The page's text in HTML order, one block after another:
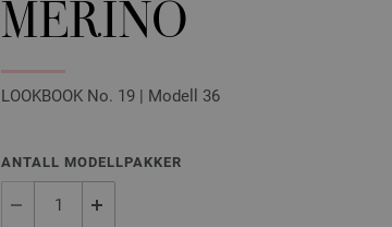
MERINO
LOOKBOOK No. 19 | Modell 36
ANTALL MODELLPAKKER